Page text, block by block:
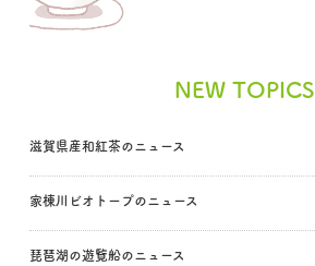
NEW TOPICS
滋賀県産和紅茶のニュース
家棟川ビオトープのニュース
琵琶湖の遊覧船のニュース